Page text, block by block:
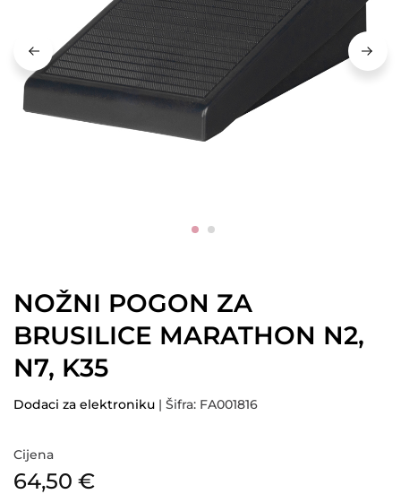
NOŽNI POGON ZA
BRUSILICE MARATHON N2,
N7, K35
Dodaci za elektroniku | Šifra: FA001816
Cijena
64,50 €